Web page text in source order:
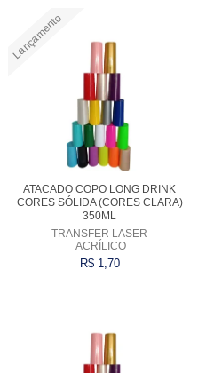
Lançamento
ATACADO COPO LONG DRINK
CORES SÓLIDA (CORES CLARA)
350ML
TRANSFER LASER
ACRÍLICO
R$ 1,70